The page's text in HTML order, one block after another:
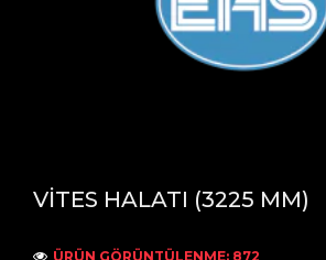
VİTES HALATI (3225 MM)
ÜRÜN GÖRÜNTÜLENME: 872